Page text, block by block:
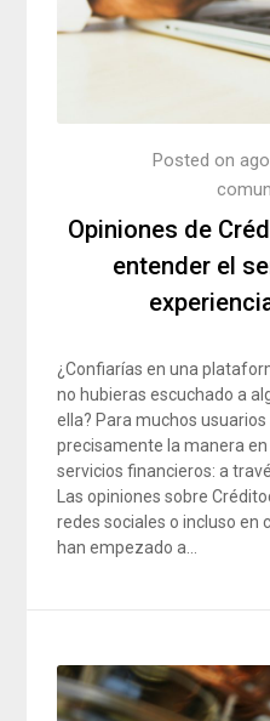
Opiniones de
entender el
Posted on
¿Confiarías en una
no hubieras escuchado a
ella? Para muchos
precisamente la manera
servicios financieros: a
Las opiniones sobre
redes sociales o incluso en
han empezado a…